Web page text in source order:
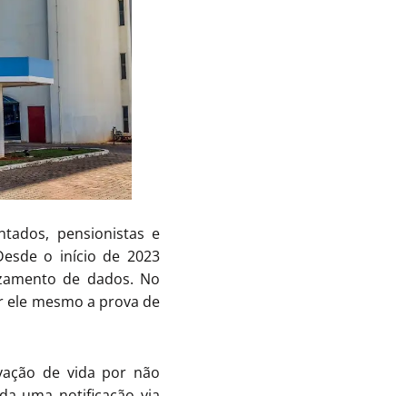
pensionistas e
o início de 2023
de dados. No
mesmo a prova de
de vida por não